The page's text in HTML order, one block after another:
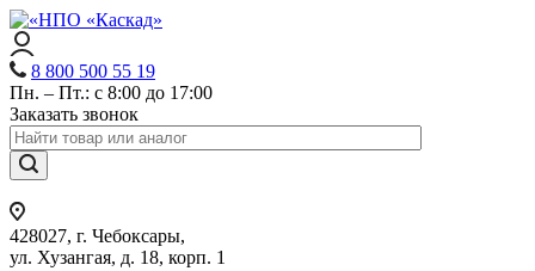
8 800 500 55 19
Пн. – Пт.: с 8:00 до 17:00
Заказать звонок
428027, г. Чебоксары,
ул. Хузангая, д. 18, корп. 1